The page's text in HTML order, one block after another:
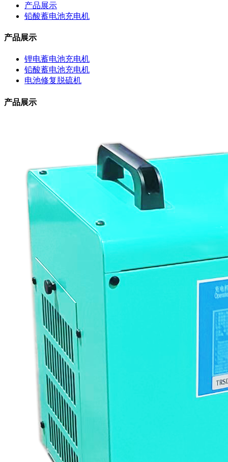
产品展示
铅酸蓄电池充电机
产品展示
锂电蓄电池充电机
铅酸蓄电池充电机
电池修复脱硫机
产品展示